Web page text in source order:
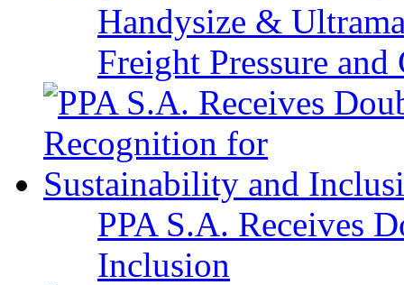
Handysize &
Freight Pressure
PPA S.A. Receives
Inclusion